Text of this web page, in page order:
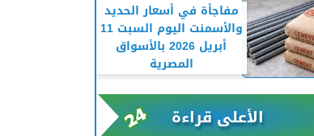
مفاجأة في أسعار الحديد
والأسمنت اليوم السبت 11
أبريل 2026 بالأسواق
المصرية
الأعلى قراءة